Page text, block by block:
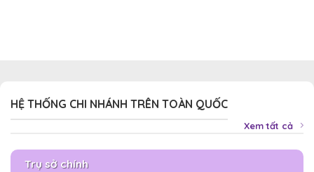
HỆ THỐNG CHI NHÁNH TRÊN TOÀN QUỐC
Xem tất cả
Trụ sở chính